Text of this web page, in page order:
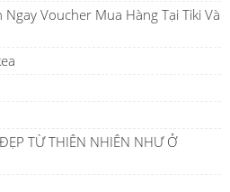
Voucher Mua Hàng Tại Tiki Và
TỪ THIÊN NHIÊN NHƯ Ở